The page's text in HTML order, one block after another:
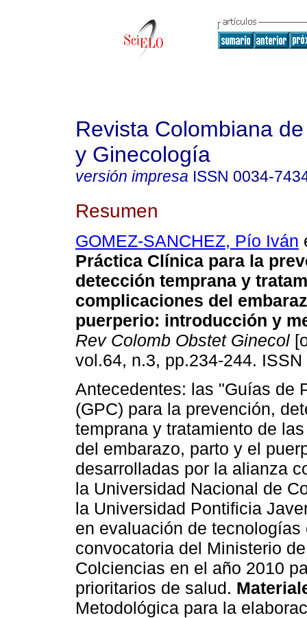
Revista Colombiana
y Ginecología
versión impresa ISSN 0034-
Resumen
GOMEZ-SANCHEZ, Pío Iván
Práctica Clínica para la
detección temprana y
complicaciones del
puerperio: introducción y
Rev Colomb Obstet Ginecol
vol.64, n.3, pp.234-244.
Antecedentes: las "Guías de
(GPC) para la prevención,
temprana y tratamiento de
del embarazo, parto y el
desarrolladas por la alianza
la Universidad Nacional de
la Universidad Pontificia
en evaluación de
convocatoria del Ministerio
Colciencias en el año 2010
prioritarios de salud.
Metodológica para la